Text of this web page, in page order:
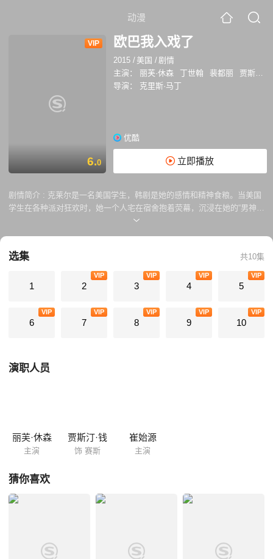
动漫
VIP
6.0
欧巴我入戏了
2015 / 美国 /剧情
主演：
丽芙·休森 丁世翰 裴都丽
贾斯汀·钱
导演：
克里斯·马丁
优酷
立即播放
剧情简介 : 克莱尔是一名美国学生，韩剧是她的感情和精神食粮。当美国
学生在各种派对狂欢时，她一个人宅在宿舍抱着荧幕，沉浸在她的“男神”
朴约翰最新的热剧《恋爱的滋味》的浪漫世界...
选集 共10集
1 2
VIP
3
VIP
4
VIP
5
VIP
6
VIP
7
VIP
8
VIP
9
VIP
10
VIP
演职人员
丽芙·休森
主演
贾斯汀·钱
饰 赛斯
崔始源
主演
猜你喜欢